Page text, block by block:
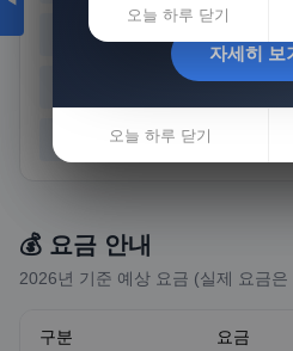
경기
전남
💰 요금 안내
2026년 기준 예상 요금 (실제 요금은
구분 요금
오늘 하루 닫기
자세히 보
오늘 하루 닫기
자세히 보
오늘 하루 닫기